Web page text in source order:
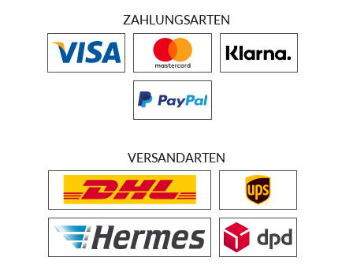
ZAHLUNGSARTEN
VERSANDARTEN